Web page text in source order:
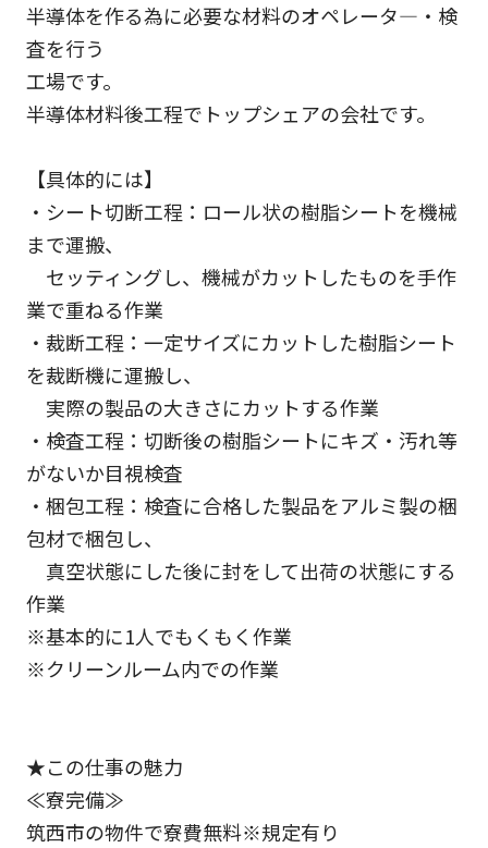
半導体を作る為に必要な材料のオペレータ―・検
査を行う
工場です。
半導体材料後工程でトップシェアの会社です。
【具体的には】
・シート切断工程：ロール状の樹脂シートを機械
まで運搬、
セッティングし、機械がカットしたものを手作
業で重ねる作業
・裁断工程：一定サイズにカットした樹脂シート
を裁断機に運搬し、
実際の製品の大きさにカットする作業
・検査工程：切断後の樹脂シートにキズ・汚れ等
がないか目視検査
・梱包工程：検査に合格した製品をアルミ製の梱
包材で梱包し、
真空状態にした後に封をして出荷の状態にする
作業
※基本的に1人でもくもく作業
※クリーンルーム内での作業
★この仕事の魅力
≪寮完備≫
筑西市の物件で寮費無料※規定有り